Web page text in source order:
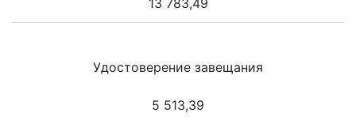
Удостоверение завещания
5 513,39